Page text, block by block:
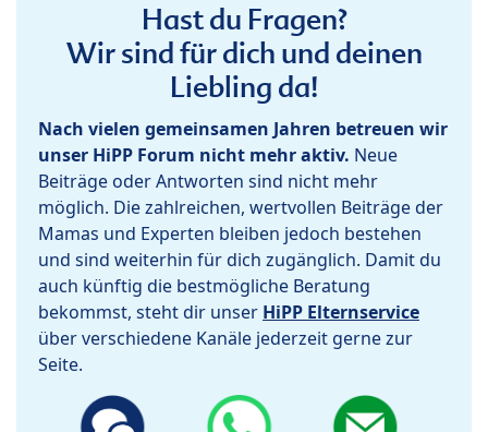
Hast du Fragen?
Wir sind für dich und deinen
Liebling da!
Nach vielen gemeinsamen Jahren betreuen wir
unser HiPP Forum nicht mehr aktiv. Neue
Beiträge oder Antworten sind nicht mehr
möglich. Die zahlreichen, wertvollen Beiträge der
Mamas und Experten bleiben jedoch bestehen
und sind weiterhin für dich zugänglich. Damit du
auch künftig die bestmögliche Beratung
bekommst, steht dir unser HiPP Elternservice
über verschiedene Kanäle jederzeit gerne zur
Seite.